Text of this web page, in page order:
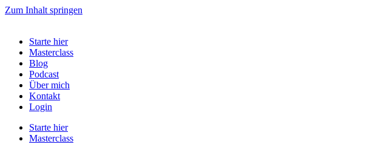
Zum Inhalt springen
Starte hier
Masterclass
Blog
Podcast
Über mich
Kontakt
Login
Starte hier
Masterclass